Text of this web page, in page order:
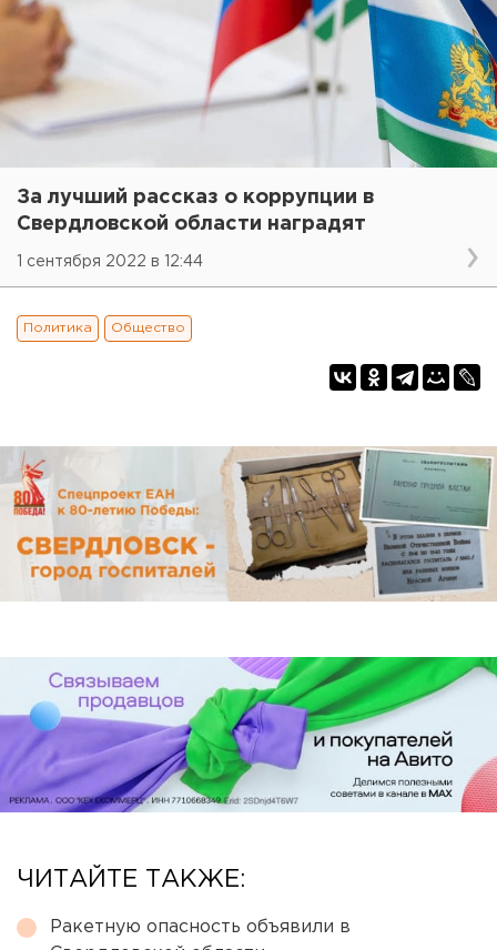
За лучший рассказ о коррупции в
Свердловской области наградят
1 сентября 2022 в 12:44
Политика Общество
ЧИТАЙТЕ ТАКЖЕ:
Ракетную опасность объявили в